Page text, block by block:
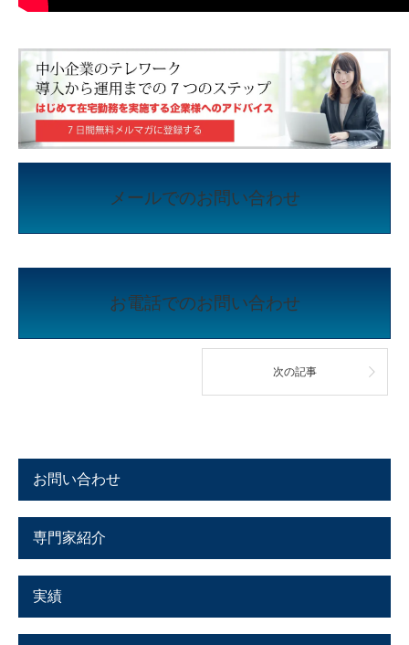
メールでのお問い合わせ
お電話でのお問い合わせ
次の記事
お問い合わせ
専門家紹介
実績